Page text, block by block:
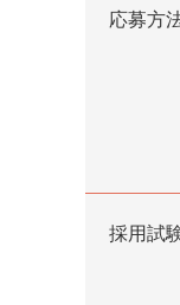
応募方
採用試